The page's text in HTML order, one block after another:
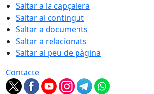
Saltar a la capçalera
Saltar al contingut
Saltar a documents
Saltar a relacionats
Saltar al peu de pàgina
Contacte